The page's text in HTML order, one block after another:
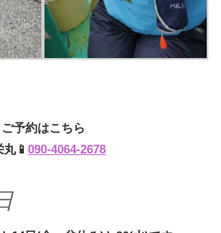
ご予約はこちら
📱 090-4064-2678